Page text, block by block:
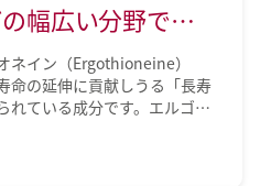
幅広い分野で期
ンを知る-
ネイン（Ergothioneine）
命の延伸に貢献しうる「長寿
れている成分です。エルゴチ
、脳機能改善や美肌効果の可
どの幅広い分野での利用が